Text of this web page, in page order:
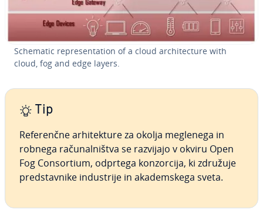
Schematic re­pre­sen­ta­ti­on of a cloud ar­chi­tec­tu­re with
cloud, fog and edge layers.
Tip
Re­fe­renč­ne ar­hi­tek­tu­re za okolja meglenega in
robnega ra­ču­nal­ni­štva se razvijajo v okviru Open
Fog Con­sor­ti­um, odprtega kon­zor­ci­ja, ki združuje
pred­stav­ni­ke in­du­stri­je in aka­dem­ske­ga sveta.